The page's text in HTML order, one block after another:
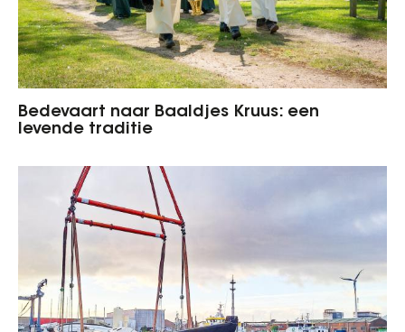
Bedevaart naar Baaldjes Kruus: een
levende traditie